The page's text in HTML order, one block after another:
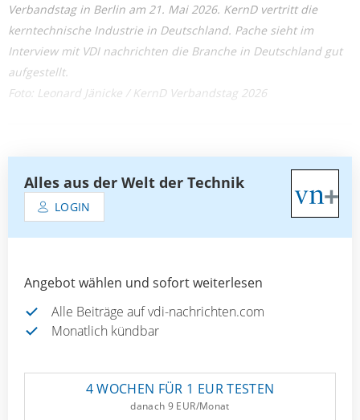
Verbandstag in Berlin am 21. Mai 2026. KernD vertritt die
kerntechnische Industrie in Deutschland. Pache sieht im
Interview mit VDI nachrichten die Branche in Deutschland gut
aufgestellt.
Foto: Leonard Jänicke / KernD Verbandstag 2026
Alles aus der Welt der Technik
LOGIN
Angebot wählen und sofort weiterlesen
Alle Beiträge auf vdi-nachrichten.com
Monatlich kündbar
4 WOCHEN FÜR 1 EUR TESTEN
danach 9 EUR/Monat